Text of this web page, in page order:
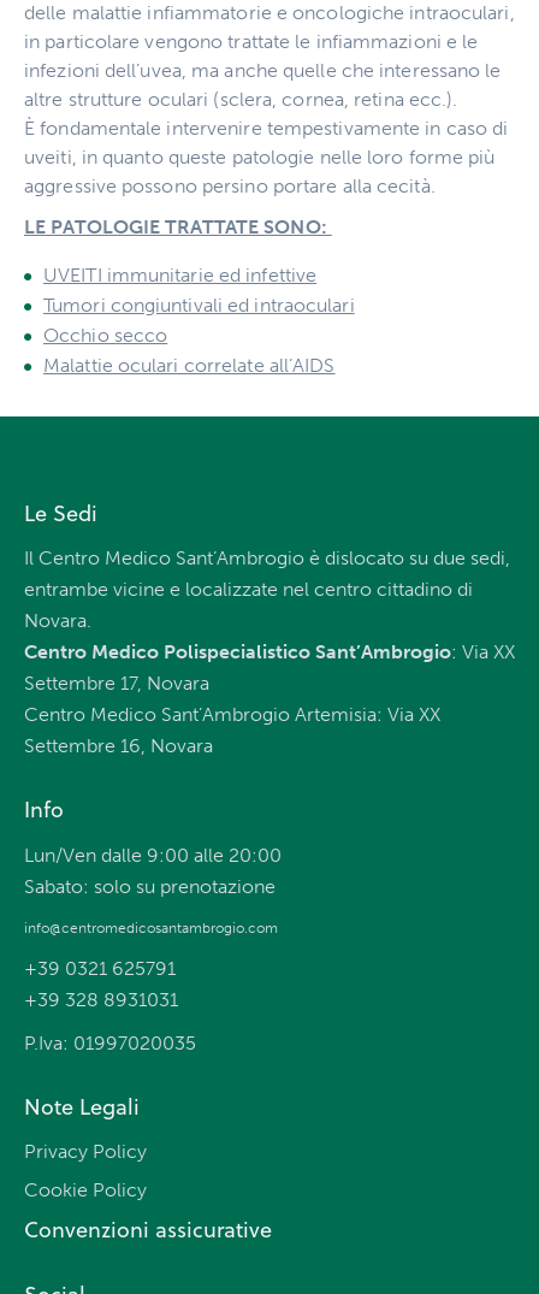
delle malattie infiammatorie e oncologiche intraoculari,
in particolare vengono trattate le infiammazioni e le
infezioni dell’uvea, ma anche quelle che interessano le
altre strutture oculari (sclera, cornea, retina ecc.).
È fondamentale intervenire tempestivamente in caso di
uveiti, in quanto queste patologie nelle loro forme più
aggressive possono persino portare alla cecità.
LE PATOLOGIE TRATTATE SONO:
UVEITI immunitarie ed infettive
Tumori congiuntivali ed intraoculari
Occhio secco
Malattie oculari correlate all’AIDS
Le Sedi
Il Centro Medico Sant’Ambrogio è dislocato su due sedi,
entrambe vicine e localizzate nel centro cittadino di
Novara.
Centro Medico Polispecialistico Sant’Ambrogio: Via XX
Settembre 17, Novara
Centro Medico Sant’Ambrogio Artemisia: Via XX
Settembre 16, Novara
Info
Lun/Ven dalle 9:00 alle 20:00
Sabato: solo su prenotazione
info@centromedicosantambrogio.com
+39 0321 625791
+39 328 8931031
P.Iva: 01997020035
Note Legali
Privacy Policy
Cookie Policy
Convenzioni assicurative